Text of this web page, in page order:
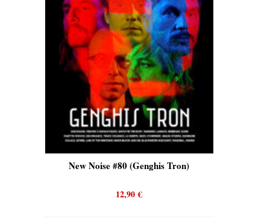
New Noise #80 (Genghis Tron)
12,90€